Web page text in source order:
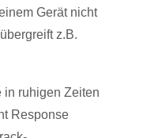
Gerät nicht
z.B.
in ruhigen Zeiten
Response